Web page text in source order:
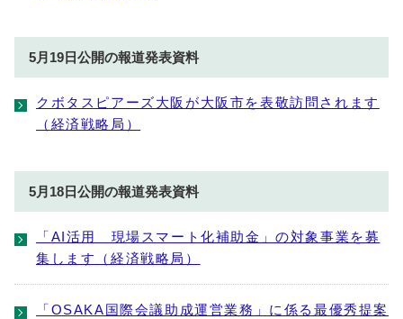
5月19日公開の報道発表資料
クボタスピアーズ大阪が大阪市を表敬訪問されます
（経済戦略局）
5月18日公開の報道発表資料
「AI活用 現場スマート化補助金」の対象事業を募
集します（経済戦略局）
「OSAKA国際会議助成運営業務」に係る最優秀提案